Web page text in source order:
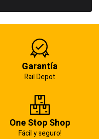
Garantía
Rail Depot
One Stop Shop
Fácil y seguro!